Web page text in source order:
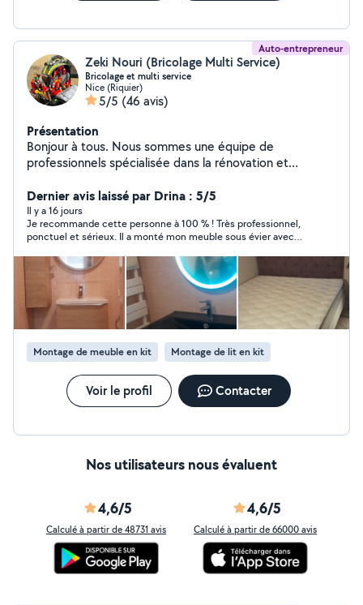
Auto-entrepreneur
Zeki Nouri (Bricolage Multi Service)
Bricolage et multi service
Nice (Riquier)
5/5 (46 avis)
Présentation
Bonjour à tous. Nous sommes une équipe de
professionnels spécialisée dans la rénovation et
réalisons tous types de travaux : électricité, plomberie,
peinture, montage de meubles, pose de cuisines,
rénovation de salles de bain, revêtements de sol, placo,
menuiserie et bien plus encore. Nous vous garantissons
un travail soigné, des prix compétitifs, un devis gratuit et
une intervention rapide. Votre satisfaction est notre
priorité. Cordialement l'équipe Zeki.
Dernier avis laissé par Drina : 5/5
Il y a 16 jours
Je recommande cette personne à 100 % ! Très professionnel,
ponctuel et sérieux. Il a monté mon meuble sous évier avec
que cela ne faisait pas partie de la prestation prévue. Il est
également revenu le lendemain, car il manquait des pièces,
sans aucun problème. C’est une personne consciencieuse,
arrangeante et qui a le souci du travail bien fait. Je suis
vraiment très satisfaite de son intervention et je n’hésiterai pas
à faire appel à lui de nouveau. Merci encore !
Montage de meuble en kit
Montage de lit en kit
Voir le profil Contacter
Nos utilisateurs nous évaluent
4,6/5
Calculé à partir de 48731 avis
4,6/5
Calculé à partir de 66000 avis